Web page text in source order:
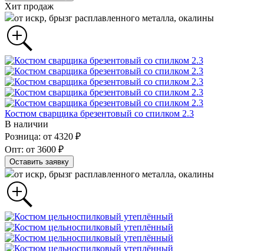
Хит продаж
от искр, брызг расплавленного металла, окалины
Костюм сварщика брезентовый со спилком 2.3
В наличии
Розница: от 4320 ₽
Опт: от 3600 ₽
Оставить заявку
от искр, брызг расплавленного металла, окалины